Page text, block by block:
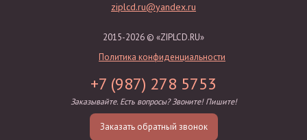
ziplcd.ru@yandex.ru
2015-2026 © «ZIPLCD.RU»
Политика конфиденциальности
+7 (987) 278 5753
Заказывайте. Есть вопросы? Звоните! Пишите!
Заказать обратный звонок